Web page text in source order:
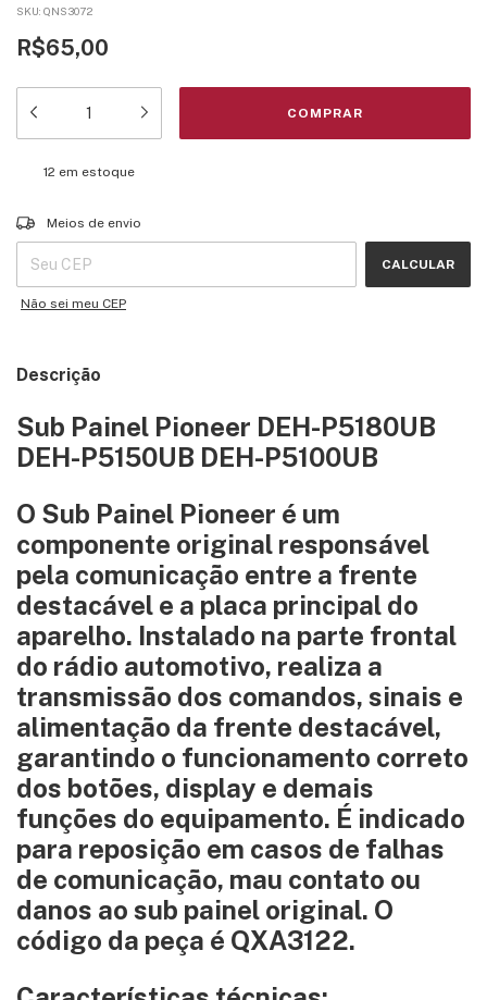
SKU: QNS3072
R$65,00
12 em estoque
Entregas para o CEP:
Meios de envio
CALCULAR
Não sei meu CEP
Descrição
Sub Painel Pioneer DEH-P5180UB
DEH-P5150UB DEH-P5100UB
O Sub Painel Pioneer é um
componente original responsável
pela comunicação entre a frente
destacável e a placa principal do
aparelho. Instalado na parte frontal
do rádio automotivo, realiza a
transmissão dos comandos, sinais e
alimentação da frente destacável,
garantindo o funcionamento correto
dos botões, display e demais
funções do equipamento. É indicado
para reposição em casos de falhas
de comunicação, mau contato ou
danos ao sub painel original. O
código da peça é QXA3122.